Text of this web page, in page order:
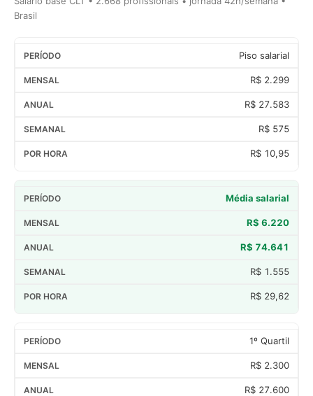
Brasil
Piso salarial
R$ 2.299
R$ 27.583
R$ 575
R$ 10,95
Média salarial
R$ 6.220
R$ 74.641
R$ 1.555
R$ 29,62
1º Quartil
R$ 2.300
R$ 27.600